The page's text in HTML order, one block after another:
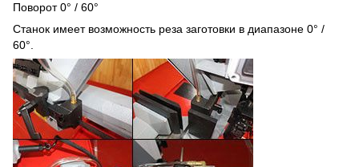
Поворот 0° / 60°
Станок имеет возможность реза заготовки в диапазоне 0° /
60°.